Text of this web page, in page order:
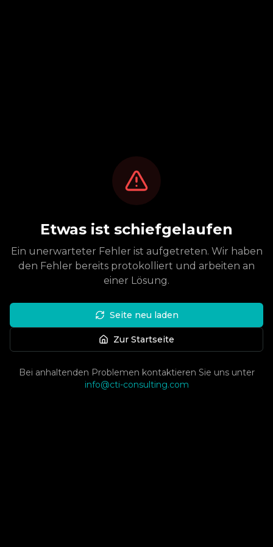
Etwas ist schiefgelaufen
Ein unerwarteter Fehler ist aufgetreten. Wir haben
den Fehler bereits protokolliert und arbeiten an
einer Lösung.
Seite neu laden
Zur Startseite
Bei anhaltenden Problemen kontaktieren Sie uns unter
info@cti-consulting.com